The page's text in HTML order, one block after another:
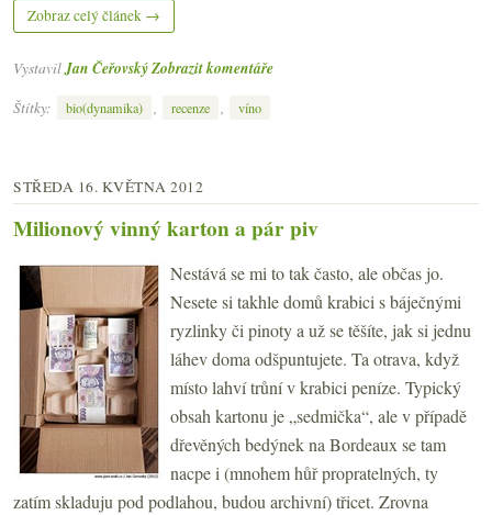
Zobraz celý článek →
Vystavil Jan ČeřovskýZobrazit komentáře
Štítky:
bio(dynamika) , recenze , víno
STŘEDA 16. KVĚTNA 2012
Milionový vinný karton a pár piv
Nestává se mi to tak často, ale občas jo.
Nesete si takhle domů krabici s báječnými
ryzlinky či pinoty a už se těšíte, jak si jednu
láhev doma odšpuntujete. Ta otrava, když
místo lahví trůní v krabici peníze. Typický
obsah kartonu je „sedmička“, ale v případě
dřevěných bedýnek na Bordeaux se tam
nacpe i (mnohem hůř propratelných, ty
zatím skladuju pod podlahou, budou archivní) třicet. Zrovna